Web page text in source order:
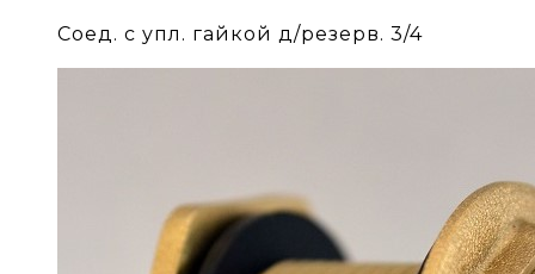
Соед. с упл. гайкой д/резерв. 3/4